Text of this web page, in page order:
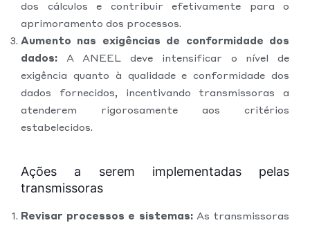
dos cálculos e contribuir efetivamente para o
aprimoramento dos processos.
Aumento nas exigências de conformidade dos
dados: A ANEEL deve intensificar o nível de
exigência quanto à qualidade e conformidade dos
dados fornecidos, incentivando transmissoras a
atenderem rigorosamente aos critérios
estabelecidos.
Ações a serem implementadas pelas
transmissoras
Revisar processos e sistemas: As transmissoras